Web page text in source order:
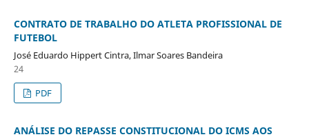
CONTRATO DE TRABALHO DO ATLETA PROFISSIONAL DE
FUTEBOL
José Eduardo Hippert Cintra, Ilmar Soares Bandeira
24
PDF
ANÁLISE DO REPASSE CONSTITUCIONAL DO ICMS AOS